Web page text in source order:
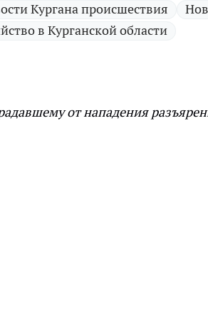
Кургана происшествия
в Курганской области
от нападения